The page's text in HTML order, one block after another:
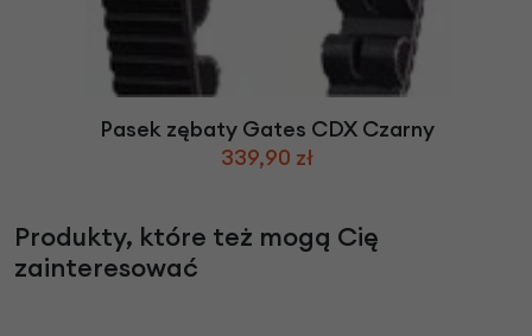
Pasek zębaty Gates CDX Czarny
339,90 zł
Produkty, które też mogą Cię
zainteresować